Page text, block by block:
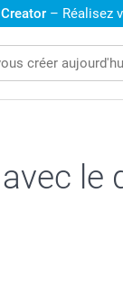
– Réalisez
le